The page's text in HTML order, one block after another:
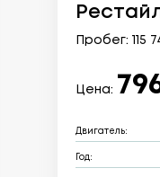
Пробег: 115
Цена:
Двигатель:
Год: